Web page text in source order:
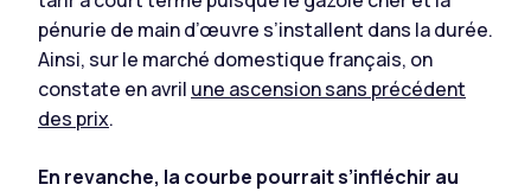
pénurie de main d’œuvre s’installent dans la durée.
Ainsi, sur le marché domestique français, on
constate en avril une ascension sans précédent
des prix.
En revanche, la courbe pourrait s’infléchir au